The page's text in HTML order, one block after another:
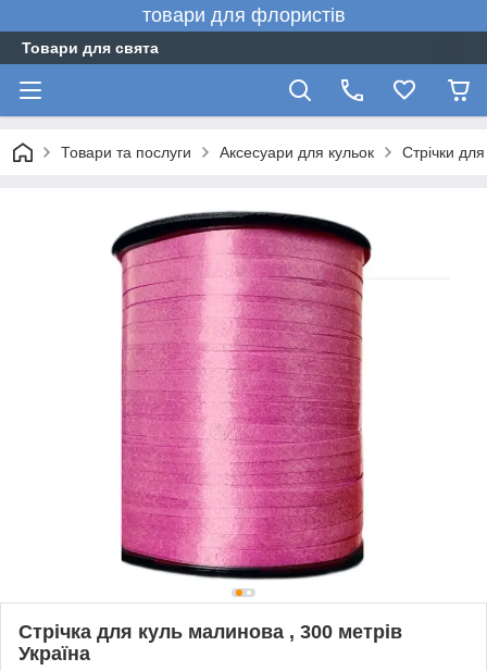
товари для флористів
Товари для свята
Товари та послуги Аксесуари для кульок Стрічки
Стрічка для куль малинова , 300 метрів
Україна